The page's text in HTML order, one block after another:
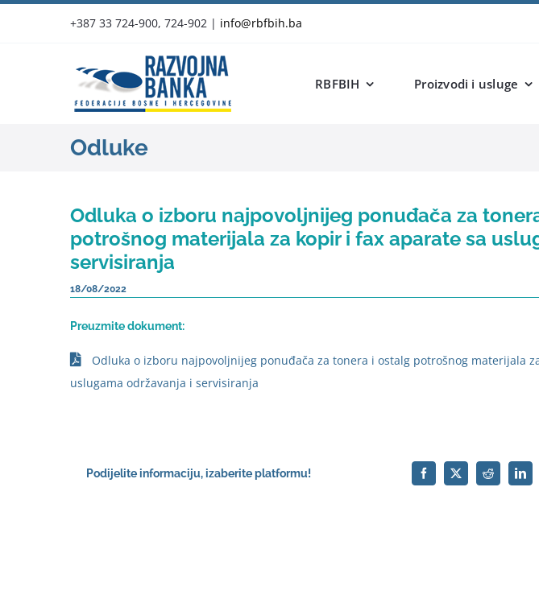
+387 33 724-900, 724-902 | info@rbfbih.ba
RBFBIH Proizvodi i usluge
Odluke
Odluka o izboru najpovoljnijeg ponuđača za
potrošnog materijala za kopir i fax aparate sa
servisiranja
18/08/2022
Preuzmite dokument:
Odluka o izboru najpovoljnijeg ponuđača za tonera i ostalg potrošnog materijala
uslugama održavanja i servisiranja
Podijelite informaciju, izaberite platformu!